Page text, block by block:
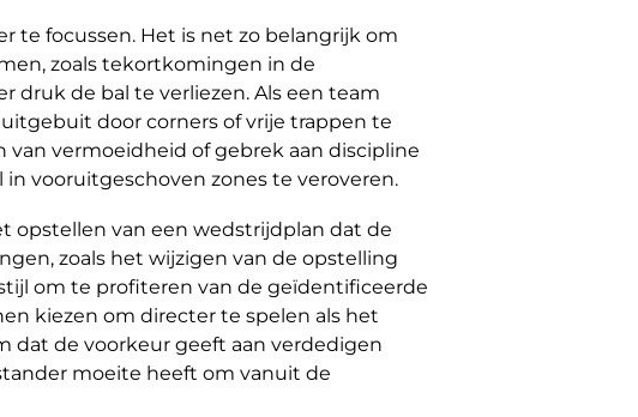
te focussen. Het is net zo belangrijk om
zoals tekortkomingen in de
de bal te verliezen. Als een team
door corners of vrije trappen te
vermoeidheid of gebrek aan discipline
vooruitgeschoven zones te veroveren.
opstellen van een wedstrijdplan dat de
zoals het wijzigen van de opstelling
om te profiteren van de geïdentificeerde
kiezen om directer te spelen als het
dat de voorkeur geeft aan verdedigen
moeite heeft om vanuit de